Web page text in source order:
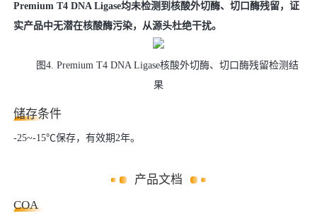
Premium T4 DNA Ligase均未检测到核酸外切酶、切口酶残留，证
实产品中无潜在核酸酶污染，从源头杜绝干扰。
图4. Premium T4 DNA Ligase核酸外切酶、切口酶残留检测结
果
储存条件
-25~-15℃保存，有效期2年。
产品文档
COA